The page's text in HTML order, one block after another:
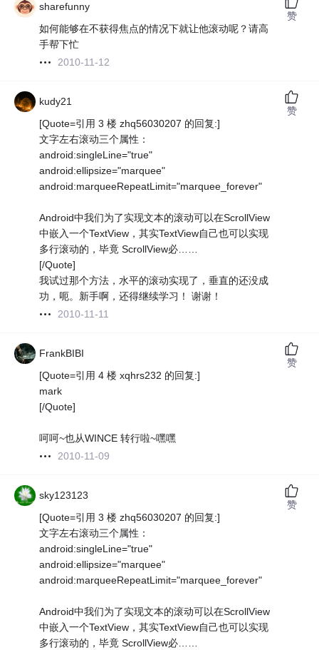
sharefunny
如何能够在不获得焦点的情况下就让他滚动呢？请高
手帮下忙
2010-11-12
赞
kudy21
[Quote=引用 3 楼 zhq56030207 的回复:]
文字左右滚动三个属性：
android:singleLine="true"
android:ellipsize="marquee"
android:marqueeRepeatLimit="marquee_forever"
Android中我们为了实现文本的滚动可以在ScrollView
中嵌入一个TextView，其实TextView自己也可以实现
多行滚动的，毕竟 ScrollView必……
[/Quote]
我试过那个方法，水平的滚动实现了，垂直的还没成
功，呃。新手啊，还得继续学习！ 谢谢！
2010-11-11
赞
FrankBIBI
[Quote=引用 4 楼 xqhrs232 的回复:]
mark
[/Quote]
呵呵~也从WINCE 转行啦~嘿嘿
2010-11-09
赞
sky123123
[Quote=引用 3 楼 zhq56030207 的回复:]
文字左右滚动三个属性：
android:singleLine="true"
android:ellipsize="marquee"
android:marqueeRepeatLimit="marquee_forever"
Android中我们为了实现文本的滚动可以在ScrollView
中嵌入一个TextView，其实TextView自己也可以实现
多行滚动的，毕竟 ScrollView必……
赞